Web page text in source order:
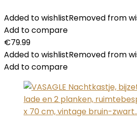
Added to wishlistRemoved from
Add to compare
€79.99
Added to wishlistRemoved from
Add to compare